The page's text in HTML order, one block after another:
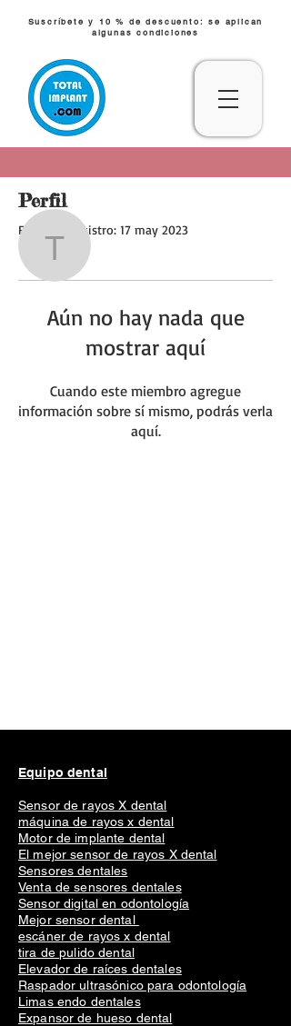
Suscríbete y 10 % de descuento: se aplican
algunas condiciones
tallen.ydg
Perfil
Fecha de registro: 17 may 2023
Aún no hay nada que
mostrar aquí
Cuando este miembro agregue
información sobre sí mismo, podrás verla
aquí.
Equipo dental
Sensor de rayos X dental
máquina de rayos x dental
Motor de implante dental
El mejor sensor de rayos X dental
Sensores dentales
Venta de sensores dentales
Sensor digital en odontología
Mejor sensor dental
escáner de rayos x dental
tira de pulido dental
Elevador de raíces dentales
Raspador ultrasónico para odontología
Limas endo dentales
Expansor de hueso dental